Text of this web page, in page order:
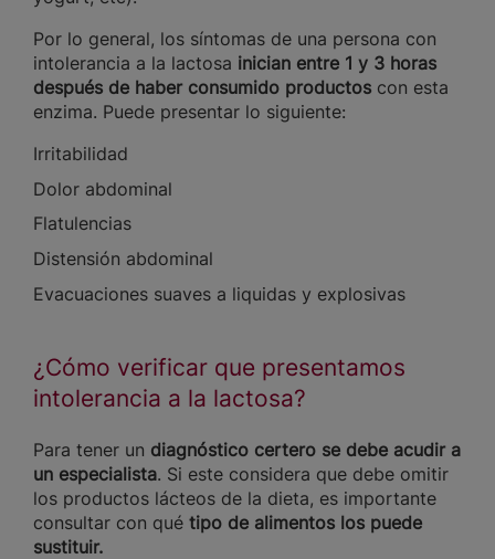
Por lo general, los síntomas de una persona con
intolerancia a la lactosa inician entre 1 y 3 horas
después de haber consumido productos con esta
enzima. Puede presentar lo siguiente:
Irritabilidad
Dolor abdominal
Flatulencias
Distensión abdominal
Evacuaciones suaves a liquidas y explosivas
¿Cómo verificar que presentamos
intolerancia a la lactosa?
Para tener un diagnóstico certero se debe acudir a
un especialista. Si este considera que debe omitir
los productos lácteos de la dieta, es importante
consultar con qué tipo de alimentos los puede
sustituir.